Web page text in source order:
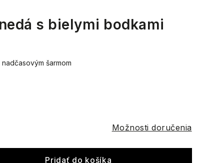
s bielymi bodkami
Možnosti doručenia
Pridať do košíka
šarmom